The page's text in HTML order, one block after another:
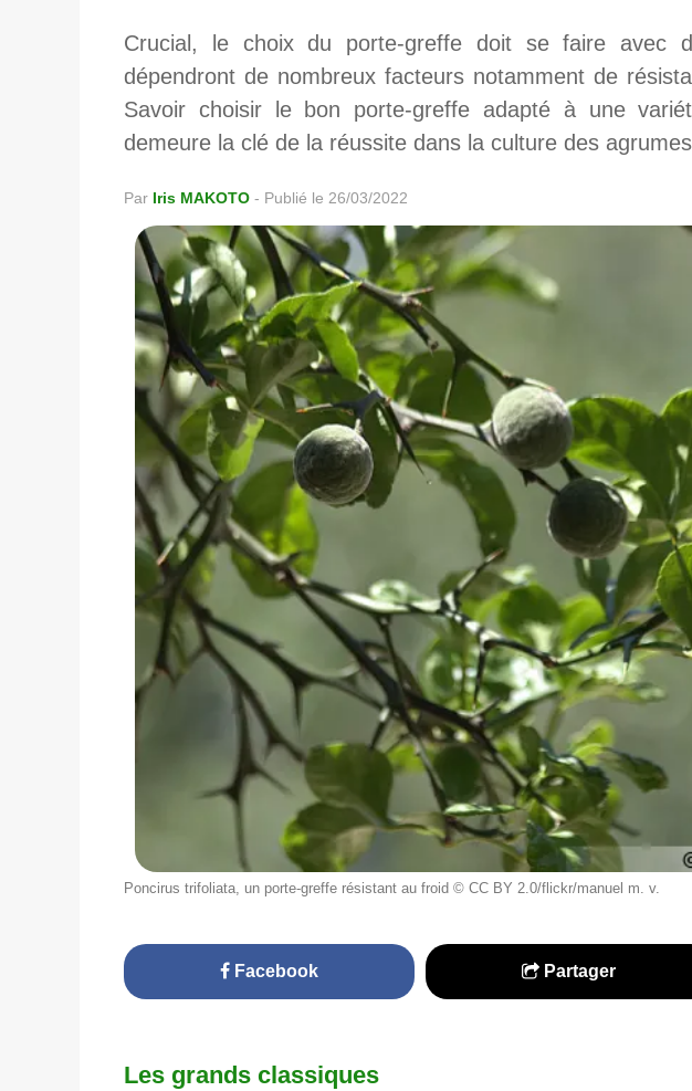
Crucial, le choix du porte-greffe doit se faire avec
dépendront de nombreux facteurs notamment de
Savoir choisir le bon porte-greffe adapté à une
demeure la clé de la réussite dans la culture des
Par Iris MAKOTO - Publié le 26/03/2022
Poncirus trifoliata, un porte-greffe résistant au froid © CC BY 2.0/flickr/manuel m. v.
Facebook Partager
Les grands classiques